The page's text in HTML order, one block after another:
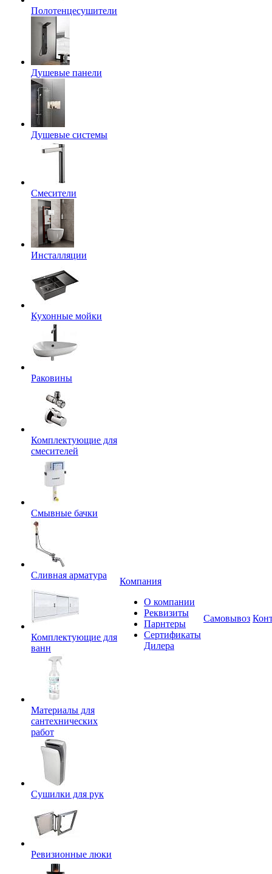
Полотенцесушители
Душевые панели
Душевые системы
Смесители
Инсталляции
Кухонные мойки
Раковины
Комплектующие для
смесителей
Смывные бачки
Сливная арматура
Комплектующие для
ванн
Материалы для
сантехнических
работ
Сушилки для рук
Ревизионные люки
Компания
О компании
Реквизиты
Парнтеры
Сертификаты
Дилера
Самовывоз